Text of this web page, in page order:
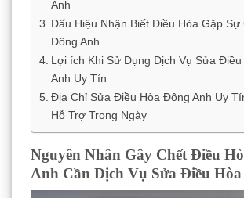
Anh
Dấu Hiệu Nhận Biết Điều Hòa Gặp Sự
Đông Anh
Lợi ích Khi Sử Dụng Dịch Vụ Sửa
Anh Uy Tín
Địa Chỉ Sửa Điều Hòa Đông Anh Uy
Hỗ Trợ Trong Ngày
Nguyên Nhân Gây Chết Điều
Anh Cần Dịch Vụ Sửa Điều